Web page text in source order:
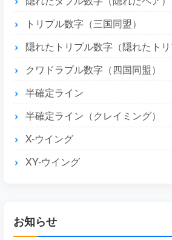
トリプル数字（三国同盟）
隠れたトリプル数字（隠れたトリ
クワドラプル数字（四国同盟）
半確定ライン
半確定ライン（クレイミング）
X-ウイング
XY-ウイング
お知らせ